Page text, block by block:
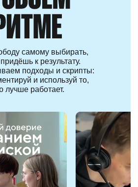
самому выбирать,
к результату.
подходы и скрипты:
и используй то,
лучше работает.